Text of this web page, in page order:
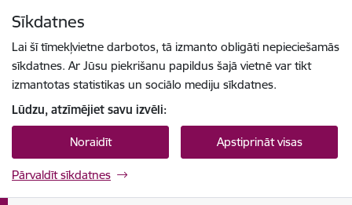
Sīkdatnes
Lai šī tīmekļvietne darbotos, tā izmanto obligāti nepieciešamās
sīkdatnes. Ar Jūsu piekrišanu papildus šajā vietnē var tikt
izmantotas statistikas un sociālo mediju sīkdatnes.
Lūdzu, atzīmējiet savu izvēli:
Noraidīt Apstiprināt visas
Pārvaldīt sīkdatnes